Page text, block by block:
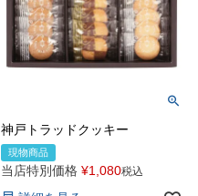
神戸トラッドクッキー
現物商品
当店特別価格 ¥1,080税込